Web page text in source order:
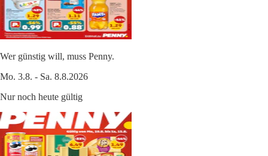
Wer günstig will, muss Penny.
Mo. 3.8. - Sa. 8.8.2026
Nur noch heute gültig